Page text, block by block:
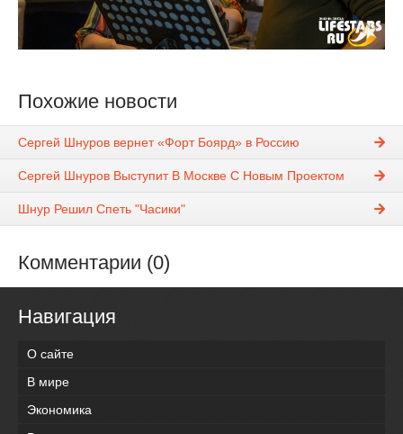
Похожие новости
Сергей Шнуров вернет «Форт Боярд» в Россию
Сергей Шнуров Выступит В Москве С Новым Проектом
Шнур Решил Спеть "Часики"
Комментарии (0)
Навигация
О сайте
В мире
Экономика